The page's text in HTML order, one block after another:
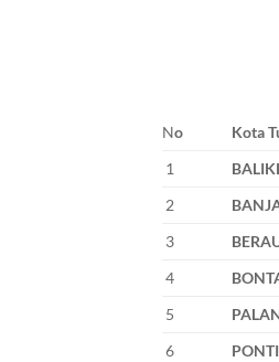
No Kota
1
2
3
4
5
6